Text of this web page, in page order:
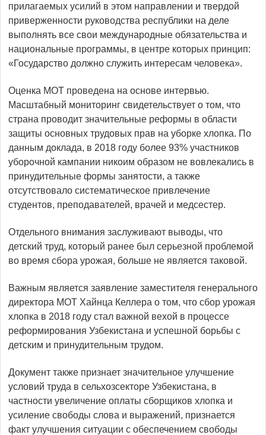
прилагаемых усилий в этом направлении и твердой
приверженности руководства республики на деле
выполнять все свои международные обязательства и
национальные программы, в центре которых принцип:
«Государство должно служить интересам человека».
Оценка МОТ проведена на основе интервью.
Масштабный мониторинг свидетельствует о том, что
страна проводит значительные реформы в области
защиты основных трудовых прав на уборке хлопка. По
данным доклада, в 2018 году более 93% участников
уборочной кампании никоим образом не вовлекались в
принудительные формы занятости, а также
отсутствовало систематическое привлечение
студентов, преподавателей, врачей и медсестер.
Отдельного внимания заслуживают выводы, что
детский труд, который ранее был серьезной проблемой
во время сбора урожая, больше не является таковой.
Важным является заявление заместителя генерального
директора МОТ Хайнца Келлера о том, что сбор урожая
хлопка в 2018 году стал важной вехой в процессе
реформирования Узбекистана и успешной борьбы с
детским и принудительным трудом.
Документ также признает значительное улучшение
условий труда в сельхозсекторе Узбекистана, в
частности увеличение оплаты сборщиков хлопка и
усиление свободы слова и выражений, признается
факт улучшения ситуации с обеспечением свободы